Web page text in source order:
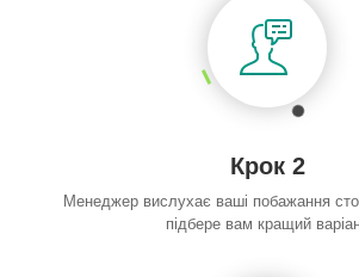
Крок 2
Менеджер вислухає ваші побажання
підбере вам кращий